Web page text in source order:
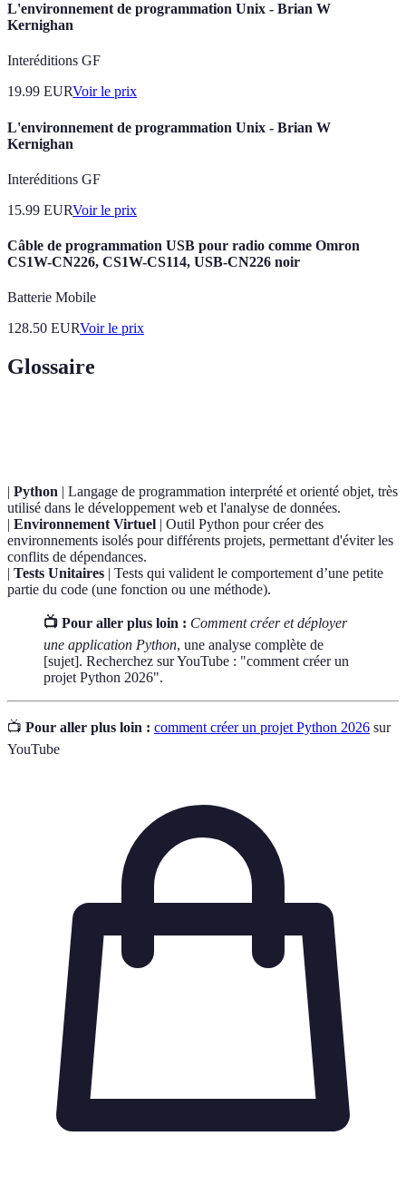
L'environnement de programmation Unix - Brian W
Kernighan
Interéditions GF
19.99 EURVoir le prix
L'environnement de programmation Unix - Brian W
Kernighan
Interéditions GF
15.99 EURVoir le prix
Câble de programmation USB pour radio comme Omron
CS1W-CN226, CS1W-CS114, USB-CN226 noir
Batterie Mobile
128.50 EURVoir le prix
Glossaire
| Python | Langage de programmation interprété et orienté objet, très
utilisé dans le développement web et l'analyse de données.
| Environnement Virtuel | Outil Python pour créer des
environnements isolés pour différents projets, permettant d'éviter les
conflits de dépendances.
| Tests Unitaires | Tests qui valident le comportement d’une petite
partie du code (une fonction ou une méthode).
📺 Pour aller plus loin : Comment créer et déployer
une application Python, une analyse complète de
[sujet]. Recherchez sur YouTube : "comment créer un
projet Python 2026".
📺 Pour aller plus loin : comment créer un projet Python 2026 sur
YouTube